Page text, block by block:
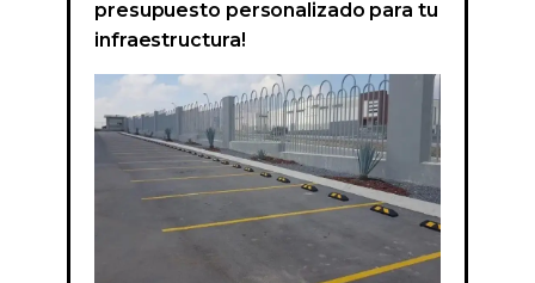
presupuesto personalizado para tu
infraestructura!